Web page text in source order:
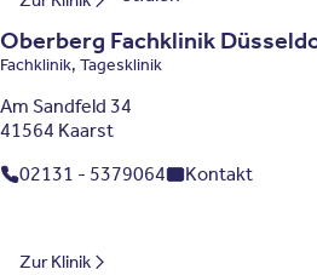
Oberberg Fachklinik
Fachklinik, Tagesklinik
Am Sandfeld 34
41564 Kaarst
02131 - 5379064
Kontakt
Zur Klinik
Hessen